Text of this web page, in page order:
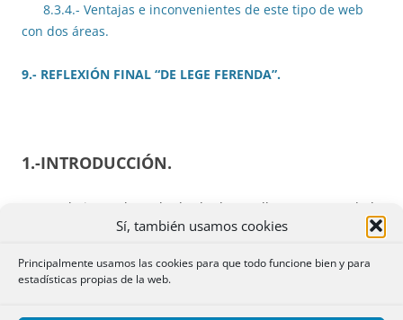
Sí, también usamos cookies
Principalmente usamos las cookies para que todo funcione bien y para
estadísticas propias de la web.
8.3.4.- Ventajas e inconvenientes de este tipo de web
con dos áreas.
9.- REFLEXIÓN FINAL “DE LEGE FERENDA”.
1.-INTRODUCCIÓN.
Este trabajo es el resultado de desarrollar una parte de la
ponencia que he presentado en diversos foros bajo el
relaciones societarias”.
En él quiero analizar, desde un punto de vista